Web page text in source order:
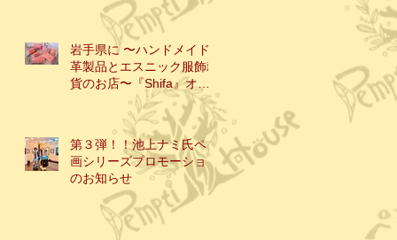
岩手県に 〜ハンドメイド
革製品とエスニック服飾雑
貨のお店〜『Shifa』オー
第３弾！！池上ナミ氏ペン
画シリーズプロモーション
のお知らせ